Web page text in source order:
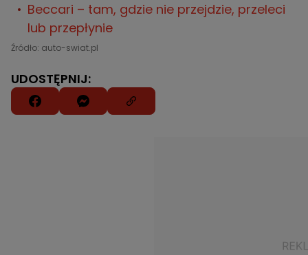
Beccari – tam, gdzie nie przejdzie, przeleci
lub przepłynie
Źródło: auto-swiat.pl
UDOSTĘPNIJ: